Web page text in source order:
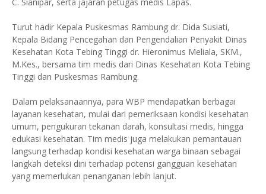
Turut hadir Kepala Puskesmas Rambung dr. Dida Susiati,
Kepala Bidang Pencegahan dan Pengendalian Penyakit Dinas
Kesehatan Kota Tebing Tinggi dr. Hieronimus Meliala, SKM.,
M.Kes., bersama tim medis dari Dinas Kesehatan Kota Tebing
Tinggi dan Puskesmas Rambung.
Dalam pelaksanaannya, para WBP mendapatkan berbagai
layanan kesehatan, mulai dari pemeriksaan kondisi kesehatan
umum, pengukuran tekanan darah, konsultasi medis, hingga
edukasi kesehatan. Tim medis juga melakukan pemantauan
langsung terhadap kondisi kesehatan warga binaan sebagai
langkah deteksi dini terhadap potensi gangguan kesehatan
yang memerlukan penanganan lebih lanjut.